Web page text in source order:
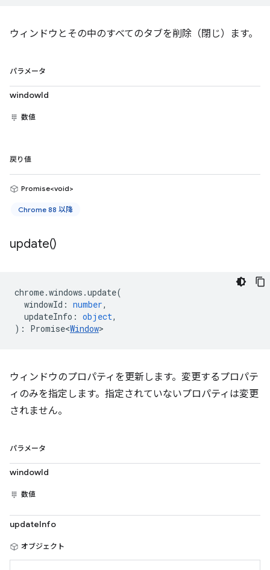
ウィンドウとその中のすべてのタブを削除（閉じ）ます。
パラメータ
windowId
数値
戻り値
Promise<void>
Chrome 88 以降
update()
chrome.windows .update(
windowId : number,
updateInfo : object,
) : Promise<Window>
ウィンドウのプロパティを更新します。変更するプロパテ
ィのみを指定します。指定されていないプロパティは変更
されません。
パラメータ
windowId
数値
updateInfo
オブジェクト